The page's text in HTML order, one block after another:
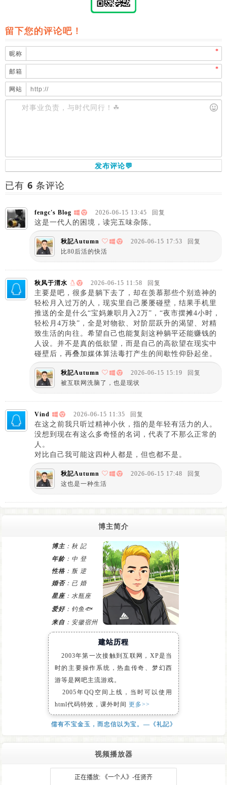
留下您的评论吧！
昵称 *
邮箱 *
网站
发布评论💬
已有 6 条评论
fengc's Blog 2026-06-15 13:45 回复
这是一代人的困境，读完五味杂陈。
秋記Autumn 2026-06-15 17:53
回复
比80后活的快活
秋风于渭水 2026-06-15 11:58 回复
主要是吧，很多是躺下去了，却在羡慕那些个别造神的
轻松月入过万的人，现实里自己屡屡碰壁，结果手机里
推送的全是什么“宝妈兼职月入2万”，“夜市摆摊4小时，
轻松月4万块”，全是对物欲、对阶层跃升的渴望、对精
致生活的向往。希望自己也能复刻这种躺平还能赚钱的
人设。并不是真的低欲望，而是自己的高欲望在现实中
碰壁后，再叠加媒体算法毒打产生的间歇性仰卧起坐。
秋記Autumn 2026-06-15 15:19
回复
被互联网洗脑了，也是现状
Vind 2026-06-15 11:35 回复
在这之前我只听过精神小伙，指的是年轻有活力的人。
没想到现在有这么多奇怪的名词，代表了不那么正常的
人。
对比自己我可能这四种人都是，但也都不是。
秋記Autumn 2026-06-15 17:48
回复
这也是一种生活
博主简介
博主：秋 記
年龄：中 登
性格 ：叛 逆
婚否：已 婚
星座：水瓶座
爱好：钓鱼🐟
来自 ：安徽宿州
建站历程
2003年第一次接触到互联网，XP是当
时的主要操作系统，热血传奇、梦幻西
游等是网吧主流游戏。
2005年QQ空间上线，当时可以使用
html代码特效，课外时间 更多>>
儒有不宝金玉，而忠信以为宝。—《礼記》
视频播放器